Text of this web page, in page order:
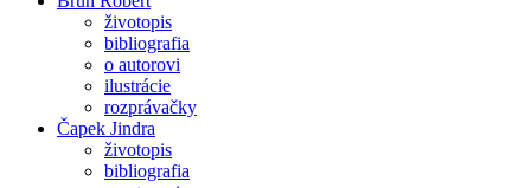
životopis
bibliografia
o autorovi
ilustrácie
rozprávačky
Čapek Jindra
životopis
bibliografia